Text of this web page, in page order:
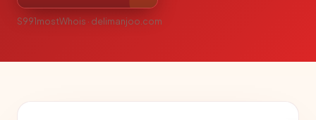
S991mostWhois · delimanjoo.com